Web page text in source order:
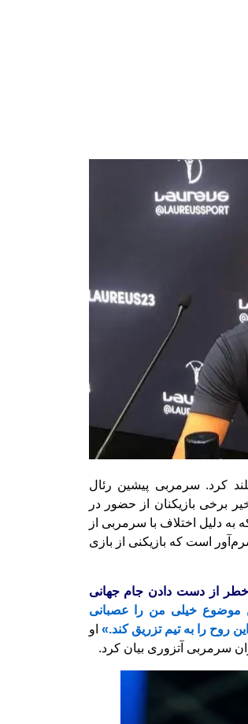
کرد. سرمربی پیشین رئال
برخی بازیکنان از حضور در
به دلیل اختلاف با سرمربی از
است که بازیکنی از بازی
خطر از دست دادن جام جهانی
موضوع خیلی من را عصبانی
روح را به تیم تزریق کند.» او
سرمربی آتزوری بیان کرد.